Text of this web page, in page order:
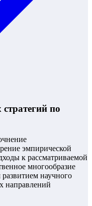
по
эмпирической
к рассматриваемой
многообразие
научного
направлений